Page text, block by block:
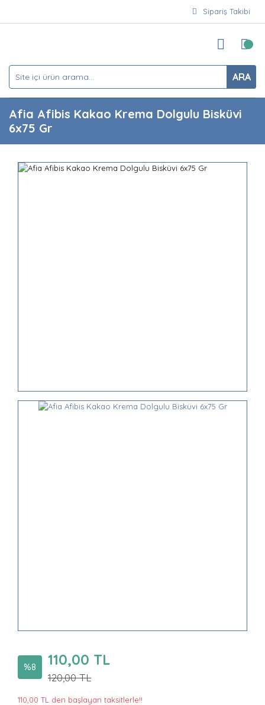
Sipariş Takibi
ARA
Afia Afibis Kakao Krema Dolgulu Bisküvi
6x75 Gr
%8 110,00 TL
120,00 TL
110,00 TL den başlayan taksitlerle!!